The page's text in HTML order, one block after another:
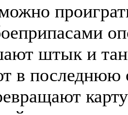
штык и
в последнюю